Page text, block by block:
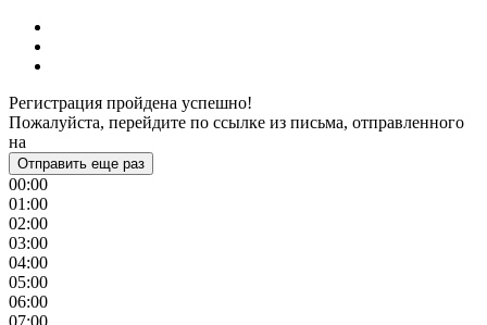
Регистрация пройдена успешно!
Пожалуйста, перейдите по ссылке из письма, отправленного
на
Отправить еще раз
00:00
01:00
02:00
03:00
04:00
05:00
06:00
07:00